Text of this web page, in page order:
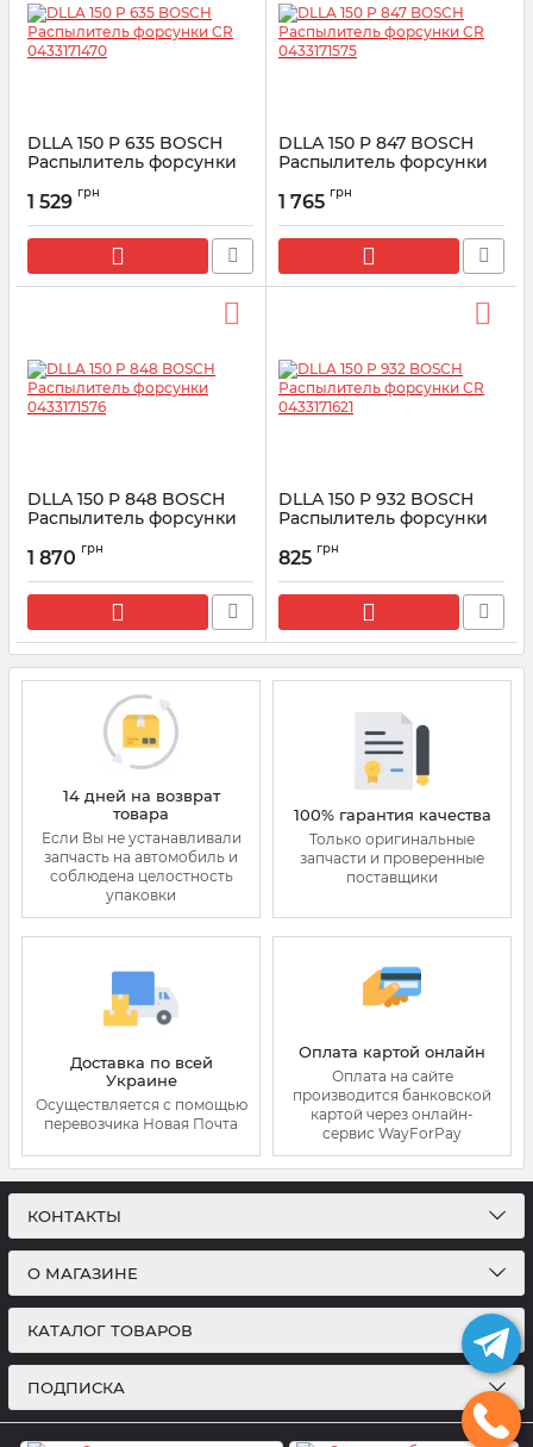
DLLA 150 P 635 BOSCH
Распылитель форсунки
Артикул:
1 529 грн
DLLA 150 P 847 BOSCH
Распылитель форсунки
Артикул:
1 765 грн
DLLA 150 P 848 BOSCH
Распылитель форсунки
Артикул:
1 870 грн
DLLA 150 P 932 BOSCH
Распылитель форсунки
Артикул:
825 грн
14 дней на возврат
товара
Если Вы не устанавливали
запчасть на автомобиль и
соблюдена целостность
упаковки
100% гарантия качества
Только оригинальные
запчасти и проверенные
поставщики
Доставка по всей
Украине
Осуществляется с помощью
перевозчика Новая Почта
Оплата картой онлайн
Оплата на сайте
производится банковской
картой через онлайн-
сервис WayForPay
КОНТАКТЫ
О МАГАЗИНЕ
КАТАЛОГ ТОВАРОВ
ПОДПИСКА